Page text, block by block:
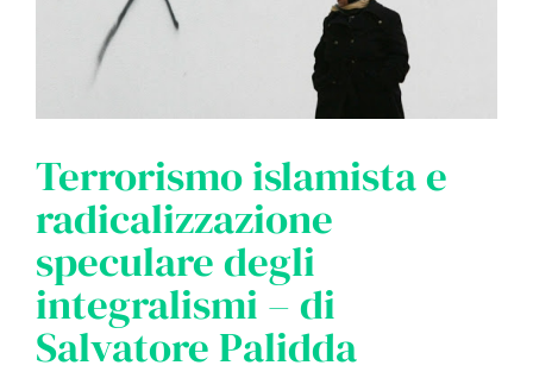
Terrorismo islamista e
radicalizzazione
speculare degli
integralismi – di
Salvatore Palidda